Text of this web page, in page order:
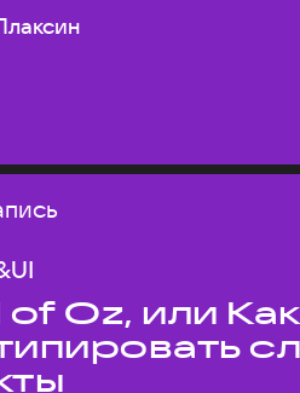
Oz, или Как